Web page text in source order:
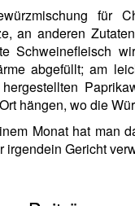
für
an anderen
Schweinefleisch
abgefüllt; am
hängen, wo die
Monat hat man
irgendein Gericht